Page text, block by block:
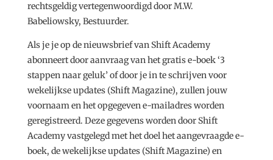
rechtsgeldig vertegenwoordigd door M.W.
Babeliowsky, Bestuurder.
Als je je op de nieuwsbrief van Shift Academy
abonneert door aanvraag van het gratis e-boek ‘3
stappen naar geluk’ of door je in te schrijven voor
wekelijkse updates (Shift Magazine), zullen jouw
voornaam en het opgegeven e-mailadres worden
geregistreerd. Deze gegevens worden door Shift
Academy vastgelegd met het doel het aangevraagde e-
boek, de wekelijkse updates (Shift Magazine) en